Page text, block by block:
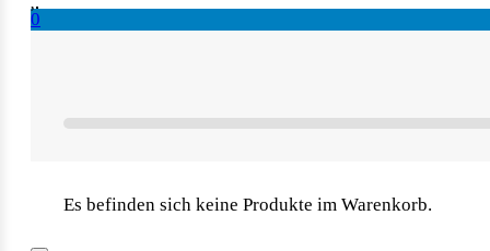
0
Es befinden sich keine Produkte im Warenkorb.